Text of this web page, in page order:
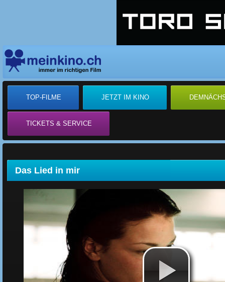
TOP-FILME JETZT IM KINO
TICKETS & SERVICE
Das Lied in mir